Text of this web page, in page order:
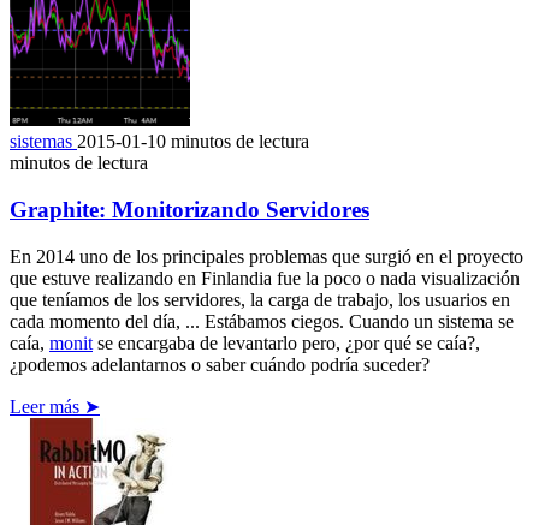
sistemas 2015-01-10 minutos de lectura
minutos de lectura
Graphite: Monitorizando Servidores
En 2014 uno de los principales problemas que surgió en el proyecto
que estuve realizando en Finlandia fue la poco o nada visualización
que teníamos de los servidores, la carga de trabajo, los usuarios en
cada momento del día, ... Estábamos ciegos. Cuando un sistema se
caía, monit se encargaba de levantarlo pero, ¿por qué se caía?,
¿podemos adelantarnos o saber cuándo podría suceder?
Leer más ➤